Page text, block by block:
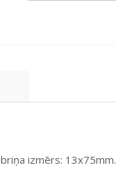
izmērs: 13x75mm.